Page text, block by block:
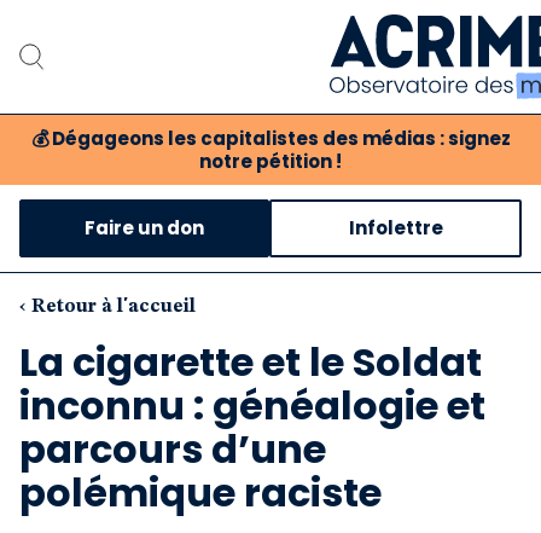
💰 Dégageons les capitalistes des médias : signez
notre pétition !
Notre critique des
Notre revue
Boutique
Faire un don Infolettre
‹ Retour à l'accueil
La cigarette et le Soldat
inconnu : généalogie et
parcours d’une
polémique raciste